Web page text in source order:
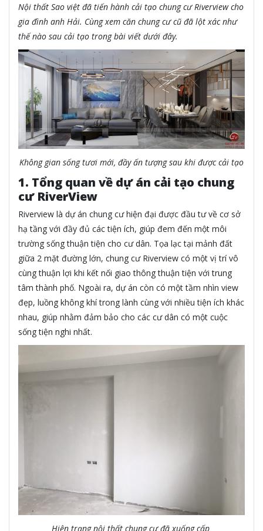
Nội thất Sao việt đã tiến hành cải tạo chung cư Riverview cho
gia đình anh Hải. Cùng xem căn chung cư cũ đã lột xác như
thế nào sau cải tạo trong bài viết dưới đây.
Không gian sống tươi mới, đầy ấn tượng sau khi được cải tạo
1. Tổng quan về dự án cải tạo chung
cư RiverView
Riverview là dự án chung cư hiện đại được đầu tư về cơ sở
hạ tầng với đầy đủ các tiện ích, giúp đem đến một môi
trường sống thuận tiện cho cư dân. Tọa lạc tại mảnh đất
giữa 2 mặt đường lớn, chung cư Riverview có một vị trí vô
cùng thuận lợi khi kết nối giao thông thuận tiện với trung
tâm thành phố. Ngoài ra, dự án còn có một tầm nhìn view
đẹp, luồng không khí trong lành cùng với nhiều tiện ích khác
nhau, giúp nhằm đảm bảo cho các cư dân có một cuộc
sống tiện nghi nhất.
Hiện trạng nội thất chung cư đã xuống cấp